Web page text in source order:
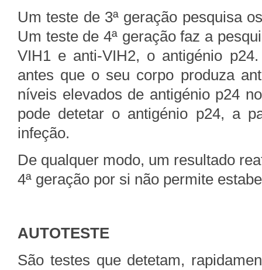
Um teste de 3ª geração pesquisa
Um teste de 4ª geração faz a
VIH1 e anti-VIH2, o antigénio
antes que o seu corpo produza
níveis elevados de antigénio p24
pode detetar o antigénio p24, a
infeção.
De qualquer modo, um resultado
4ª geração por si não permite
AUTOTESTE
São testes que detetam,